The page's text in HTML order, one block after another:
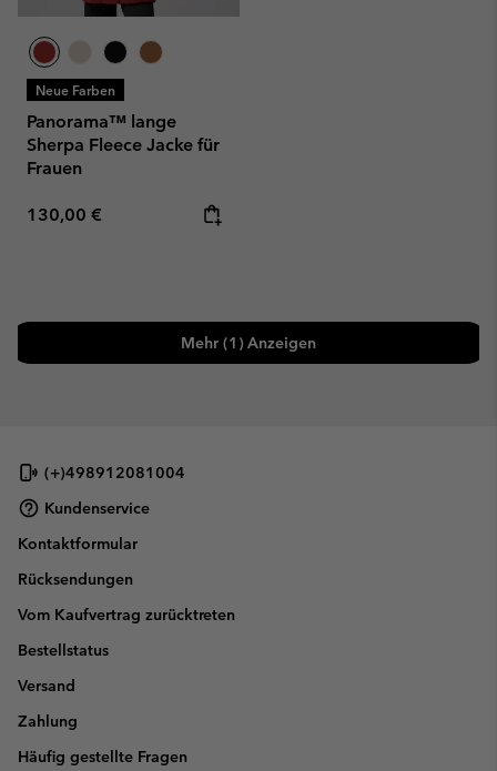
Neue Farben
Panorama™ lange
Sherpa Fleece Jacke für
Frauen
Regular price:
130,00 €
Mehr (1) Anzeigen
(+)498912081004
Kundenservice
Kontaktformular
Rücksendungen
Vom Kaufvertrag zurücktreten
Bestellstatus
Versand
Zahlung
Häufig gestellte Fragen